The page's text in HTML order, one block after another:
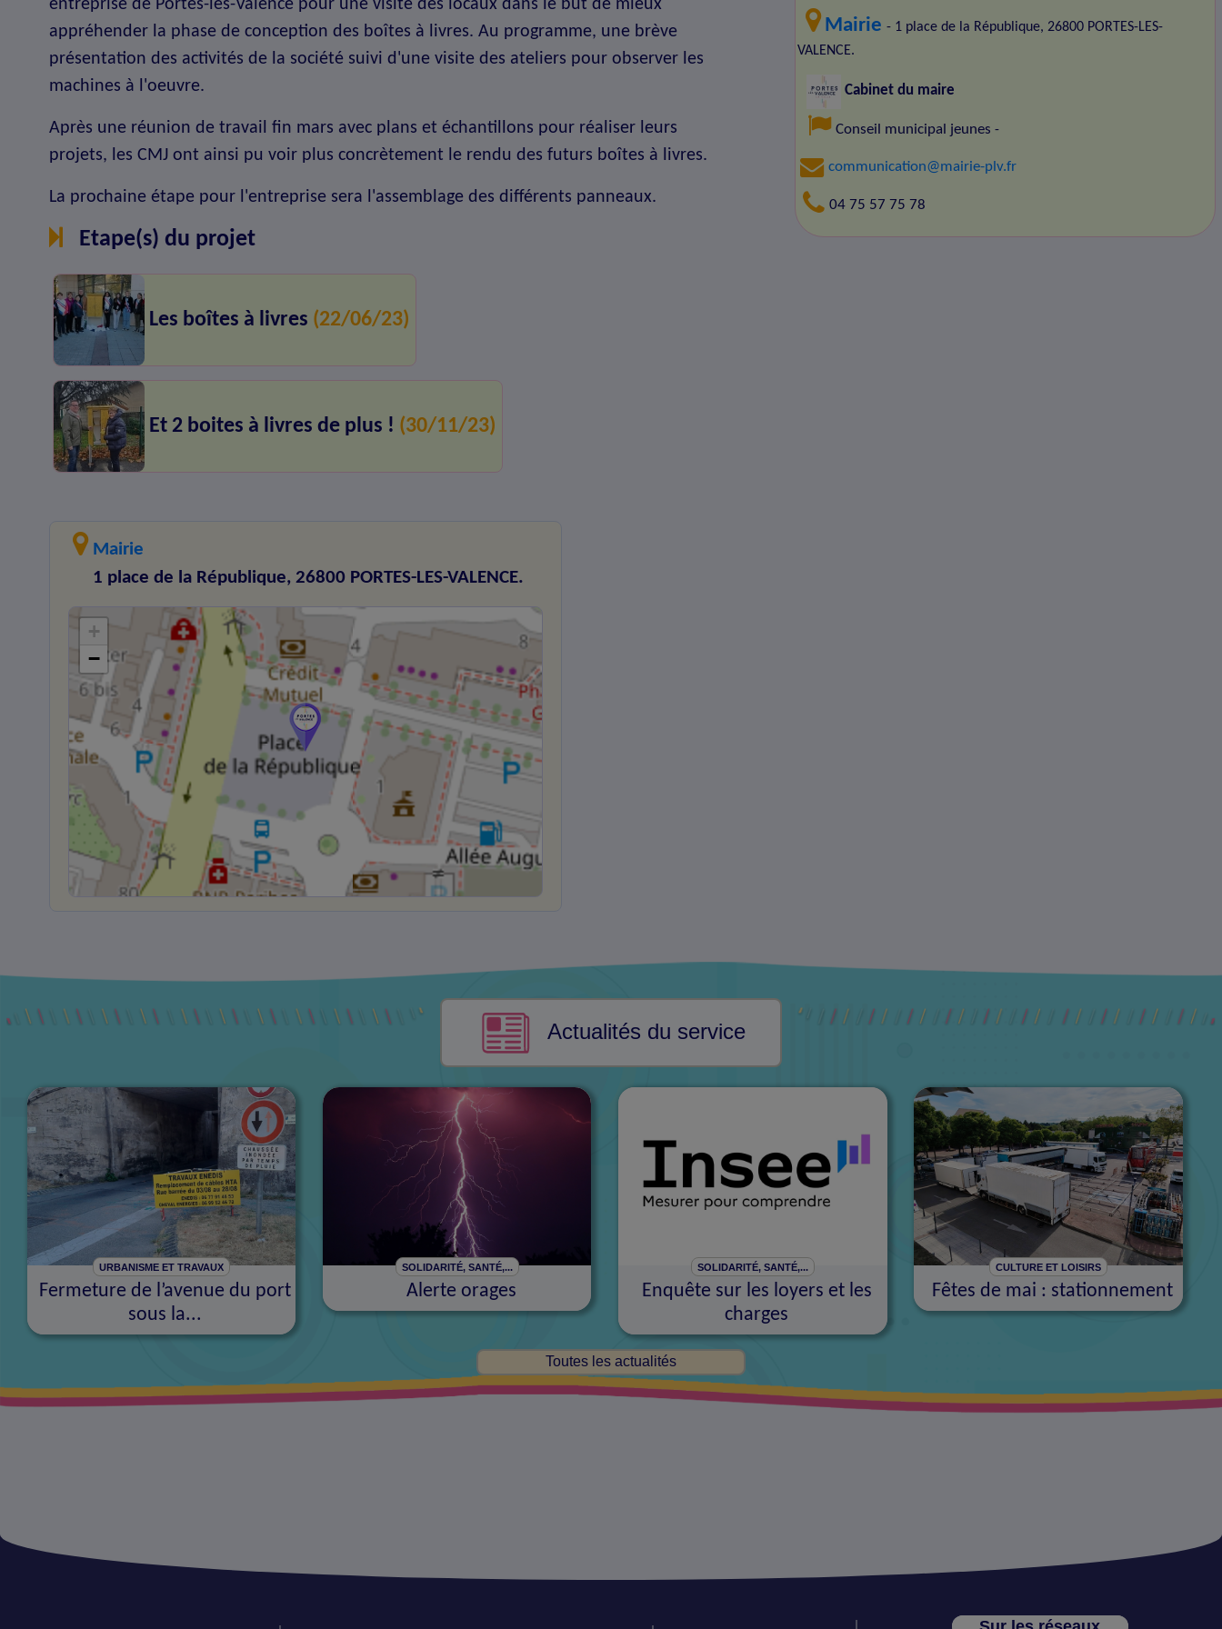
entreprise de Portes-lès-Valence pour une visite des locaux dans le but de mieux
appréhender la phase de conception des boîtes à livres. Au programme, une brève
présentation des activités de la société suivi d'une visite des ateliers pour observer les
machines à l'oeuvre.
Après une réunion de travail fin mars avec plans et échantillons pour réaliser leurs
projets, les CMJ ont ainsi pu voir plus concrètement le rendu des futurs boîtes à livres.
La prochaine étape pour l'entreprise sera l'assemblage des différents panneaux.
Etape(s) du projet
Les boîtes à livres (22/06/23)
Et 2 boites à livres de plus ! (30/11/23)
Mairie
1 place de la République, 26800 PORTES-LES-VALENCE.
+
−
Mairie- 1 place de la République, 26800 PORTES-LES-
VALENCE.
Cabinet du maire
Conseil municipal jeunes -
communication@mairie-plv.fr
04 75 57 75 78
Actualités du service
URBANISME ET TRAVAUX
Fermeture de l’avenue du port
sous la...
SOLIDARITÉ, SANTÉ,...
Alerte orages
SOLIDARITÉ, SANTÉ,...
Enquête sur les loyers et les
charges
CULTURE ET LOISIRS
Fêtes de mai : stationnement
Toutes les actualités